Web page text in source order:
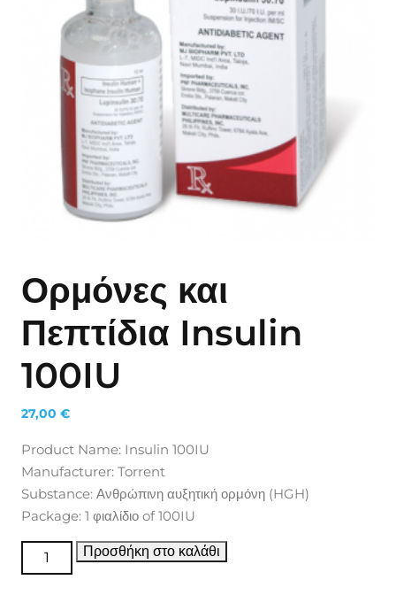
Ορμόνες και
Πεπτίδια Insulin
100IU
27,00 €
Product Name: Insulin 100IU
Manufacturer: Torrent
Substance: Ανθρώπινη αυξητική ορμόνη (HGH)
Package: 1 φιαλίδιο of 100IU
Ορμόνες και Πεπτίδια Insulin 100IU ποσότητα
Προσθήκη στο καλάθι